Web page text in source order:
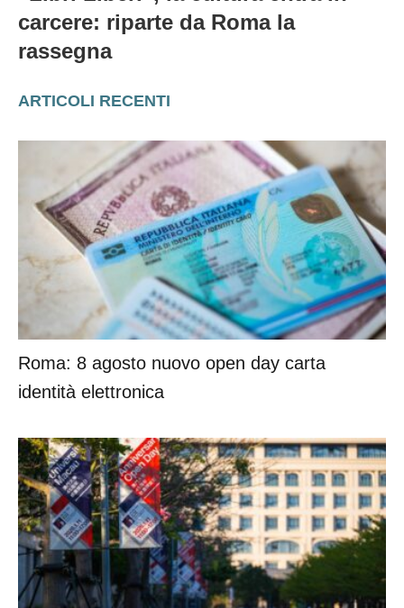
carcere: riparte da Roma la
rassegna
ARTICOLI RECENTI
Roma: 8 agosto nuovo open day carta
identità elettronica